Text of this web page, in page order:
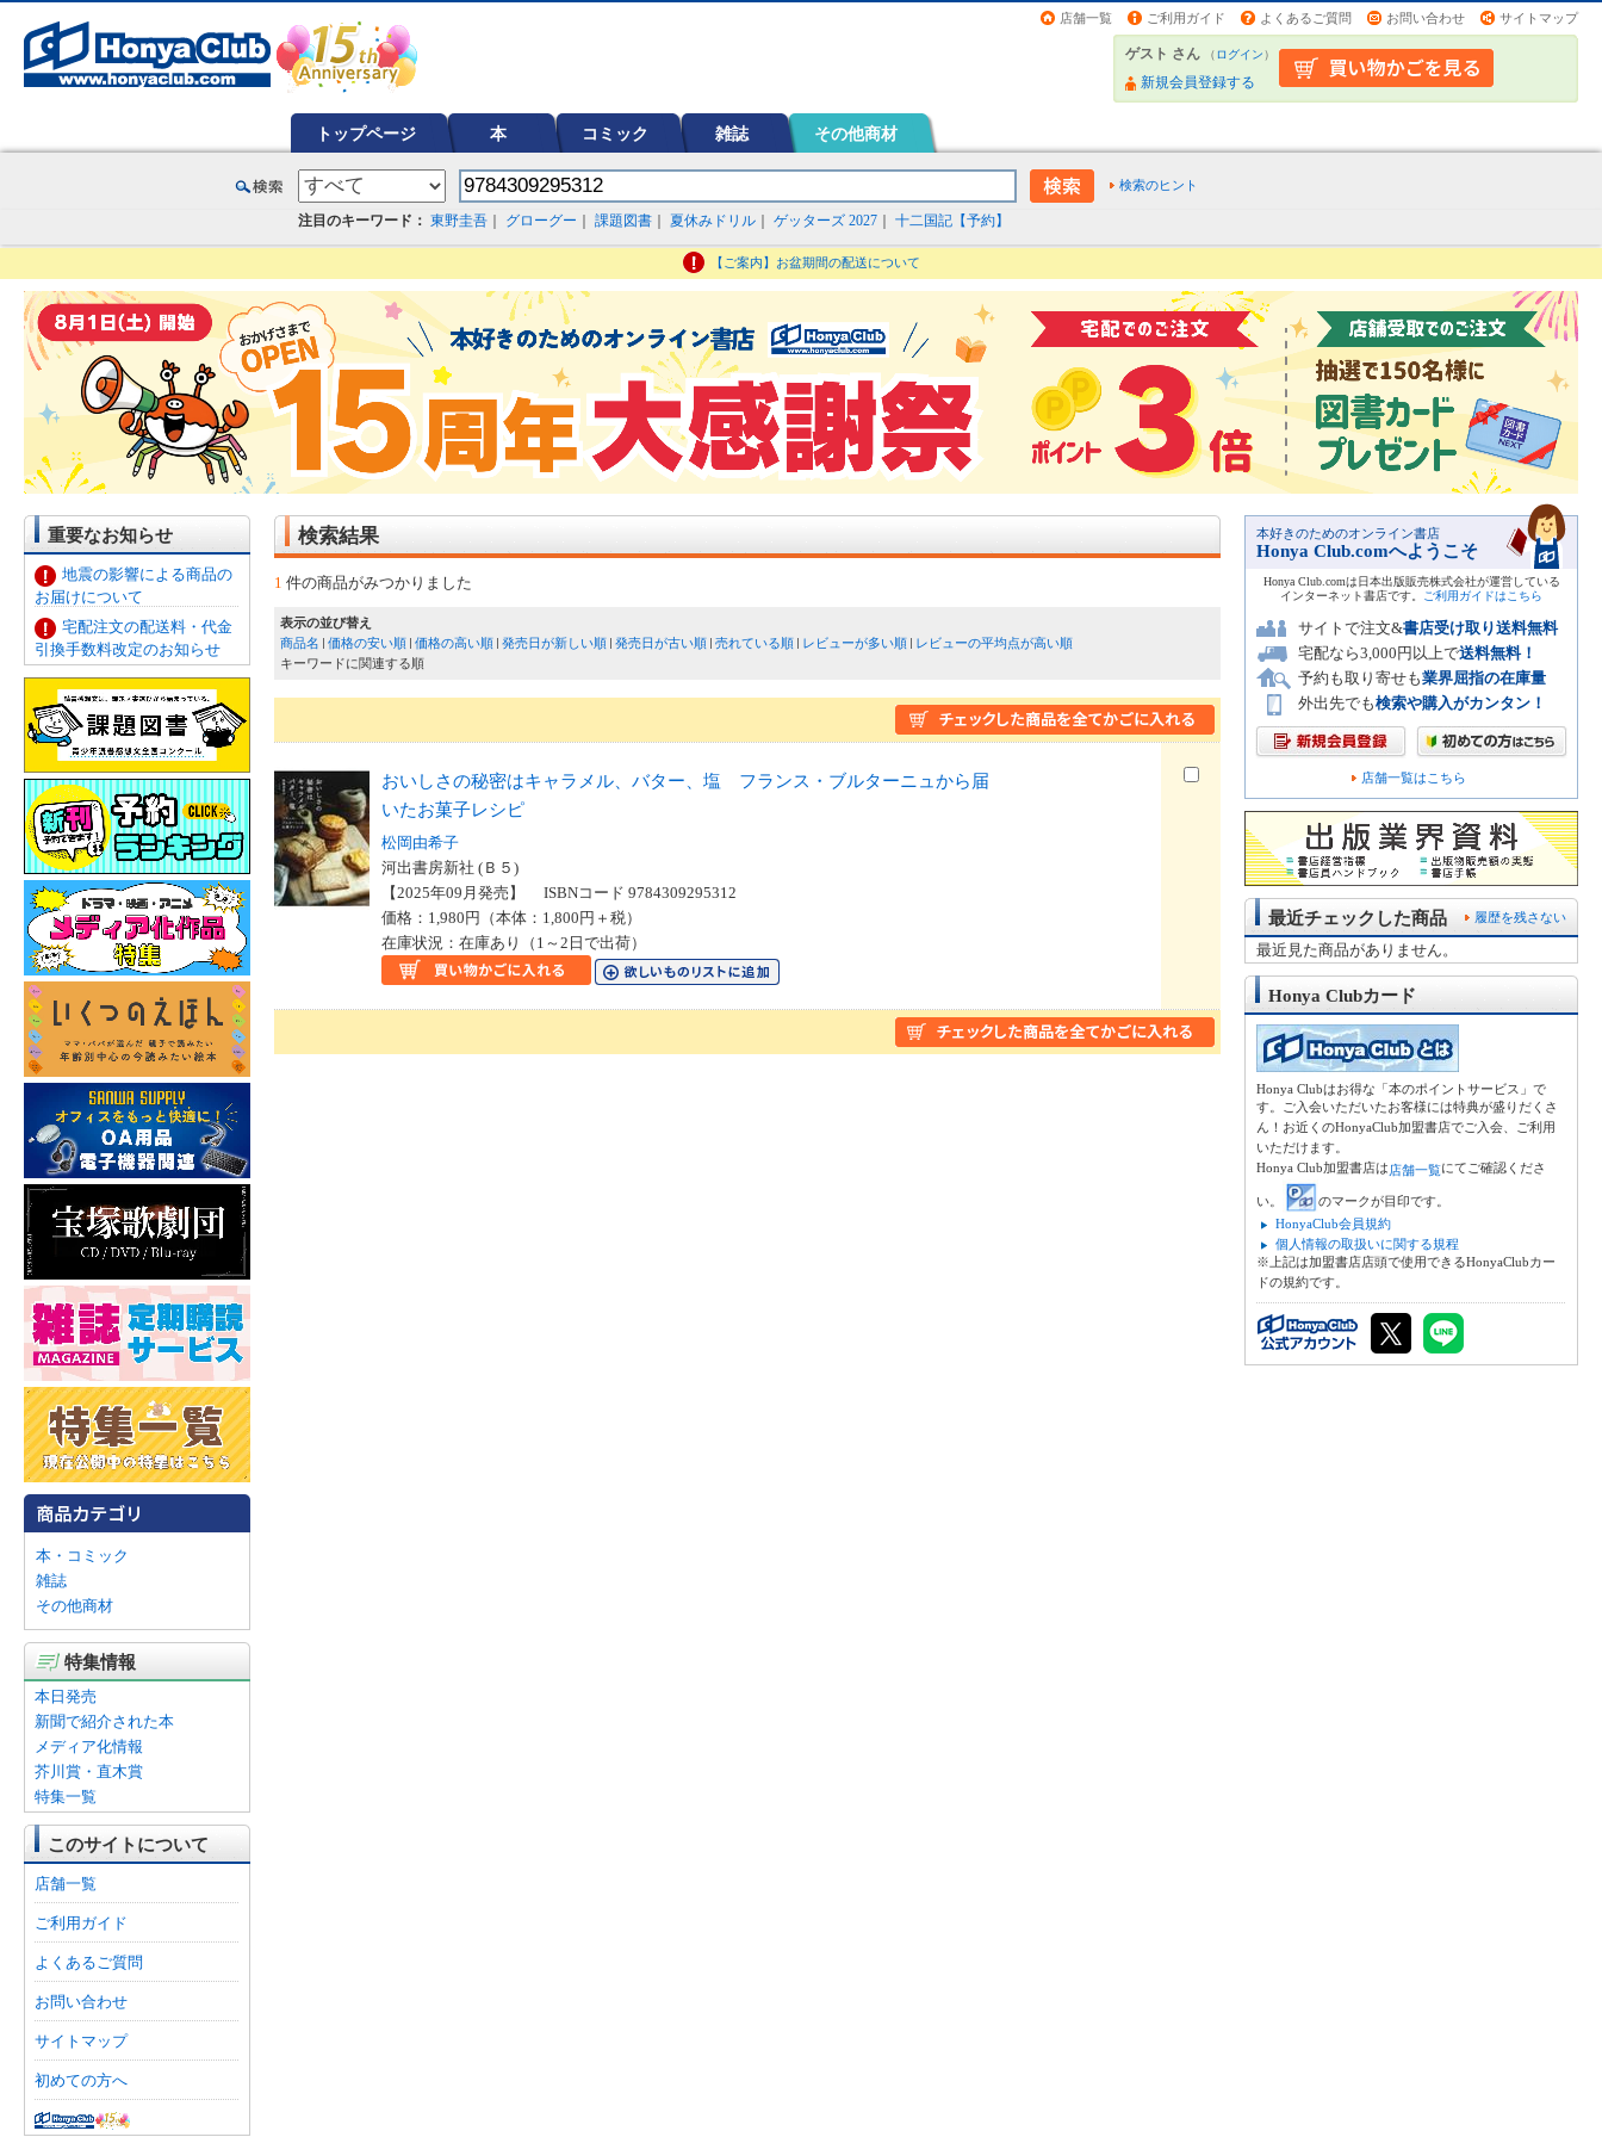
店舗一覧 ご利用ガイド よくあるご質問 お問い合わせ サイトマップ
ゲスト さん （ログイン）
新規会員登録する
トップページ 本 コミック 雑誌 その他商材
検索のヒント
注目のキーワード： 東野圭吾 グローグー 課題図書 夏休みドリル ゲッターズ 2027 十二国記【予約】
【ご案内】お盆期間の配送について
重要なお知らせ
地震の影響による商品の
お届けについて
宅配注文の配送料・代金
引換手数料改定のお知らせ
本・コミック
雑誌
その他商材
特集情報
本日発売
新聞で紹介された本
メディア化情報
芥川賞・直木賞
特集一覧
このサイトについて
店舗一覧
ご利用ガイド
よくあるご質問
お問い合わせ
サイトマップ
初めての方へ
検索結果
1 件の商品がみつかりました
表示の並び替え
商品名
価格の安い順 価格の高い順 発売日が新しい順 発売日が古い順 売れている順 レビューが多い順
レビューの平均点が高い順
キーワードに関連する順
おいしさの秘密はキャラメル、バター、塩 フランス・ブルターニュから届
いたお菓子レシピ
松岡由希子
河出書房新社 (Ｂ５)
【2025年09月発売】 ISBNコード 9784309295312
価格：1,980円（本体：1,800円＋税）
在庫状況：在庫あり（1～2日で出荷）
本好きのためのオンライン書店
Honya Club.comへようこそ
Honya Club.comは日本出版販売株式会社が運営している
インターネット書店です。
ご利用ガイドはこちら
サイトで注文&書店受け取り送料無料
宅配なら3,000円以上で送料無料！
予約も取り寄せも業界屈指の在庫量
外出先でも検索や購入がカンタン！
店舗一覧はこちら
履歴を残さない
最近チェックした商品
最近見た商品がありません。
Honya Clubカード
Honya Clubはお得な「本のポイントサービス」で
す。ご入会いただいたお客様には特典が盛りだくさ
ん！お近くのHonyaClub加盟書店でご入会、ご利用
いただけます。
Honya Club加盟書店は店舗一覧にてご確認くださ
い。
のマークが目印です。
HonyaClub会員規約
個人情報の取扱いに関する規程
※上記は加盟書店店頭で使用できるHonyaClubカー
ドの規約です。